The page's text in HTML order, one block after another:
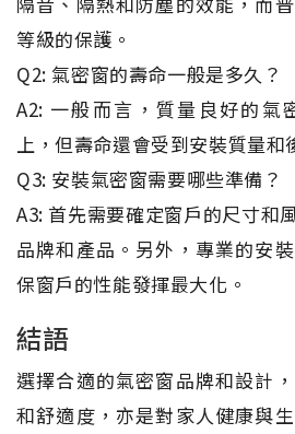
等級的保護。
Q2: 氣密窗的壽命一般是多久？
A2: 一般而言，質量良好的氣
上，但壽命還會受到安裝質量和
Q3: 安裝氣密窗需要哪些準備？
A3: 首先需要確定窗戶的尺寸和
品牌和產品。另外，專業的安
保窗戶的性能發揮最大化。
結語
選擇合適的氣密窗品牌和設計
和舒適度，亦是對家人健康與